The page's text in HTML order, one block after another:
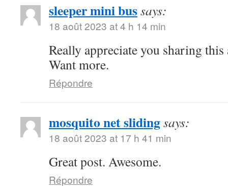
sleeper mini bussays:
18 août 2023 at 4 h 14 min
Really appreciate you sharing
Want more.
Répondre
mosquito net slidingsays:
18 août 2023 at 17 h 41 min
Great post. Awesome.
Répondre